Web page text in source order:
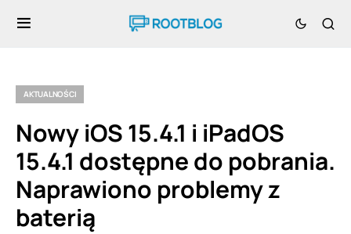
AKTUALNOŚCI
Nowy iOS 15.4.1 i iPadOS
15.4.1 dostępne do pobrania.
Naprawiono problemy z
baterią